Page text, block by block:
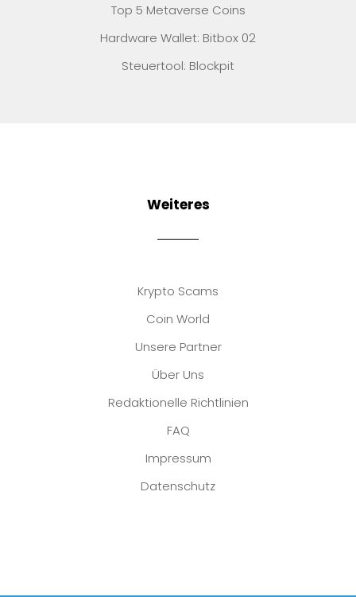
Top 5 Metaverse Coins
Hardware Wallet: Bitbox 02
Steuertool: Blockpit
Weiteres
Krypto Scams
Coin World
Unsere Partner
Über Uns
Redaktionelle Richtlinien
FAQ
Impressum
Datenschutz